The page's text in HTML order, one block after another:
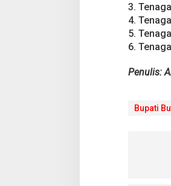
3.
4.
5.
6.
Penulis:
Bupati